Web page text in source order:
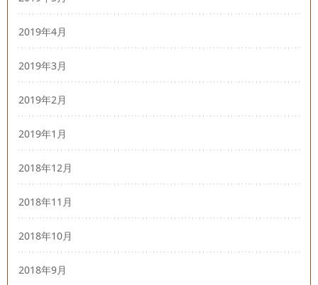
2019年4月
2019年3月
2019年2月
2019年1月
2018年12月
2018年11月
2018年10月
2018年9月